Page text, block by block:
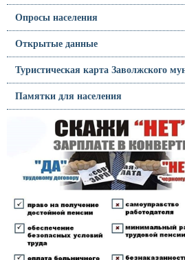
Опросы населения
Открытые данные
Туристическая карта Заволжского
Памятки для населения